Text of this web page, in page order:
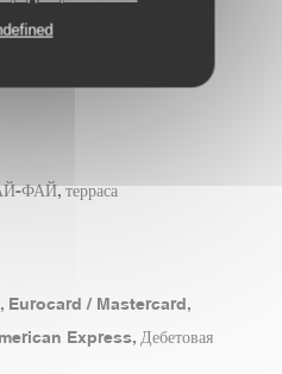
ФАЙ, терраса
Eurocard / Mastercard,
Express, Дебетовая